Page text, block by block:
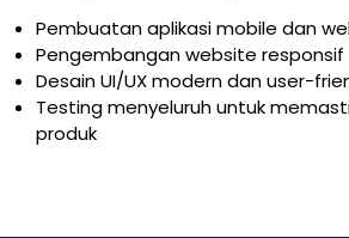
Pembuatan aplikasi mobile dan
Pengembangan website responsif
Desain UI/UX modern dan user-
Testing menyeluruh untuk
produk